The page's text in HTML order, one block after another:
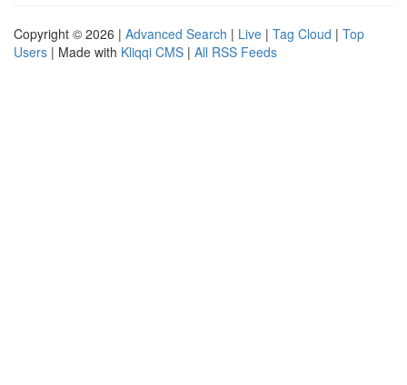
Copyright © 2026 | Advanced Search | Live | Tag Cloud | Top
Users | Made with Kliqqi CMS | All RSS Feeds